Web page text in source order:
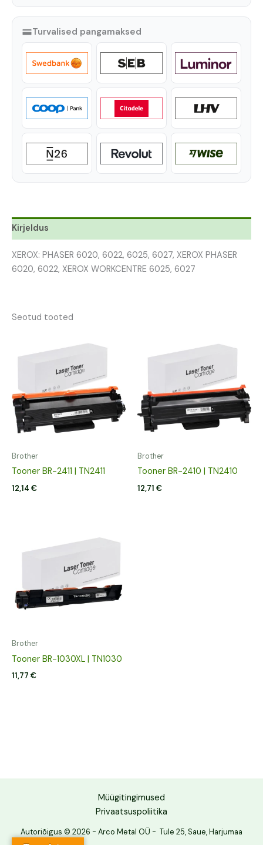
Turvalised pangamaksed
Kirjeldus
XEROX: PHASER 6020, 6022, 6025, 6027, XEROX PHASER
6020, 6022, XEROX WORKCENTRE 6025, 6027
Seotud tooted
Brother
Tooner BR-2411 | TN2411
12,14 €
Brother
Tooner BR-2410 | TN2410
12,71 €
Brother
Tooner BR-1030XL | TN1030
11,77 €
Müügitingimused
Privaatsuspoliitika
Autoriõigus © 2026 - Arco Metal OÜ - Tule 25, Saue, Harjumaa